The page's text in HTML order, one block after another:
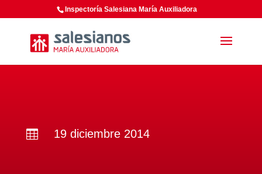
Inspectoría Salesiana María Auxiliadora
 19 diciembre 2014